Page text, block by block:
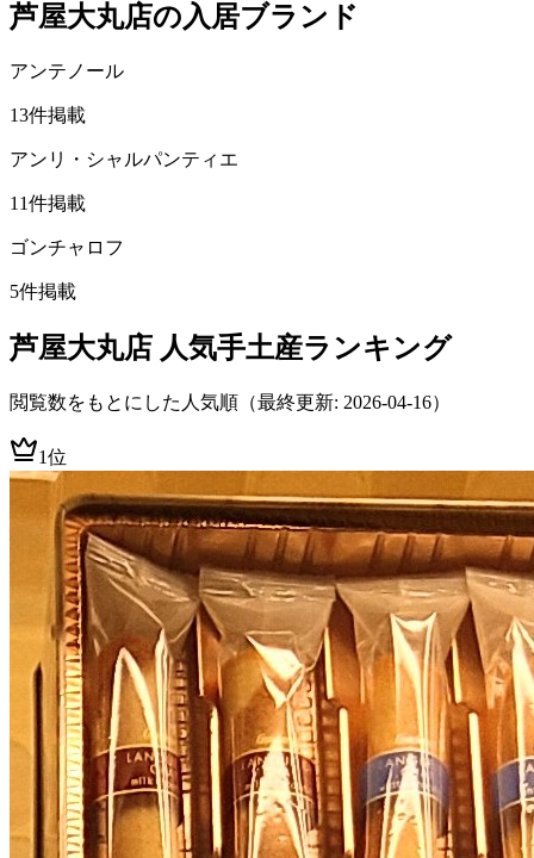
芦屋大丸店の入居ブランド
アンテノール
13件掲載
アンリ・シャルパンティエ
11件掲載
ゴンチャロフ
5件掲載
芦屋大丸店 人気手土産ランキング
閲覧数をもとにした人気順 （最終更新: 2026-04-16）
1位